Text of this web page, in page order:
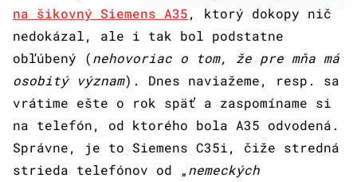
na šikovný Siemens A35, ktorý dokopy nič
nedokázal, ale i tak bol podstatne
obľúbený (nehovoriac o tom, že pre mňa má
osobitý význam). Dnes naviažeme, resp. sa
vrátime ešte o rok späť a zaspomíname si
na telefón, od ktorého bola A35 odvodená.
Správne, je to Siemens C35i, čiže stredná
strieda telefónov od „nemeckých